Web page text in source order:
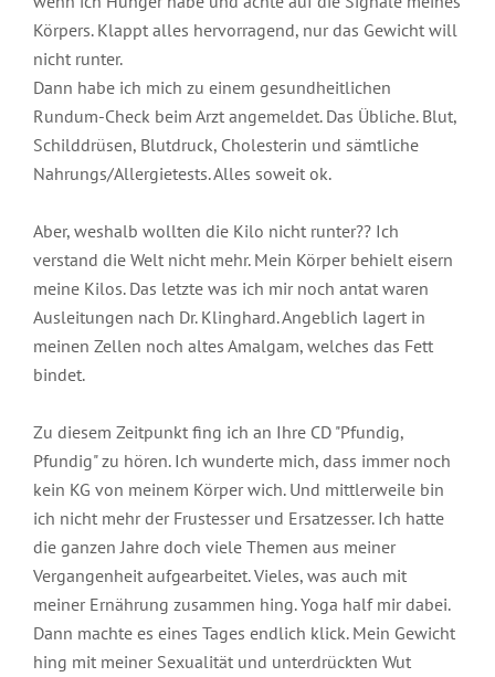
Körpers. Klappt alles hervorragend, nur das Gewicht will
nicht runter.
Dann habe ich mich zu einem gesundheitlichen
Rundum-Check beim Arzt angemeldet. Das Übliche. Blut,
Schilddrüsen, Blutdruck, Cholesterin und sämtliche
Nahrungs/Allergietests. Alles soweit ok.
Aber, weshalb wollten die Kilo nicht runter?? Ich
verstand die Welt nicht mehr. Mein Körper behielt eisern
meine Kilos. Das letzte was ich mir noch antat waren
Ausleitungen nach Dr. Klinghard. Angeblich lagert in
meinen Zellen noch altes Amalgam, welches das Fett
bindet.
Zu diesem Zeitpunkt fing ich an Ihre CD "Pfundig,
Pfundig" zu hören. Ich wunderte mich, dass immer noch
kein KG von meinem Körper wich. Und mittlerweile bin
ich nicht mehr der Frustesser und Ersatzesser. Ich hatte
die ganzen Jahre doch viele Themen aus meiner
Vergangenheit aufgearbeitet. Vieles, was auch mit
meiner Ernährung zusammen hing. Yoga half mir dabei.
Dann machte es eines Tages endlich klick. Mein Gewicht
hing mit meiner Sexualität und unterdrückten Wut